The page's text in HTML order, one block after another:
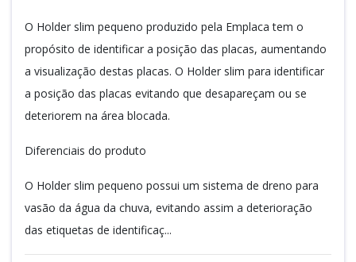
O Holder slim pequeno produzido pela Emplaca tem o
propósito de identificar a posição das placas, aumentando
a visualização destas placas. O Holder slim para identificar
a posição das placas evitando que desapareçam ou se
deteriorem na área blocada.
Diferenciais do produto
O Holder slim pequeno possui um sistema de dreno para
vasão da água da chuva, evitando assim a deterioração
das etiquetas de identificaç...